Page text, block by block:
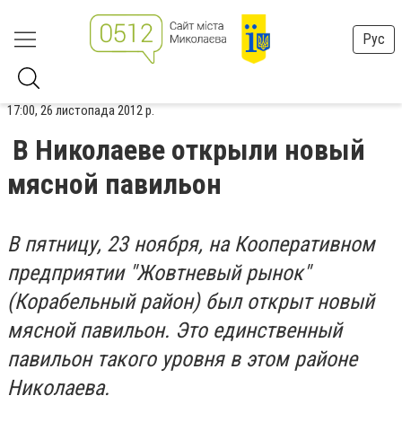
Рус
17:00, 26 листопада 2012 р.
В Николаеве открыли новый
мясной павильон
В пятницу, 23 ноября, на Кооперативном
предприятии "Жовтневый рынок"
(Корабельный район) был открыт новый
мясной павильон. Это единственный
павильон такого уровня в этом районе
Николаева.